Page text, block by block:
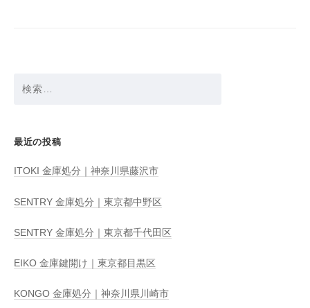
最近の投稿
ITOKI 金庫処分｜神奈川県藤沢市
SENTRY 金庫処分｜東京都中野区
SENTRY 金庫処分｜東京都千代田区
EIKO 金庫鍵開け｜東京都目黒区
KONGO 金庫処分｜神奈川県川崎市